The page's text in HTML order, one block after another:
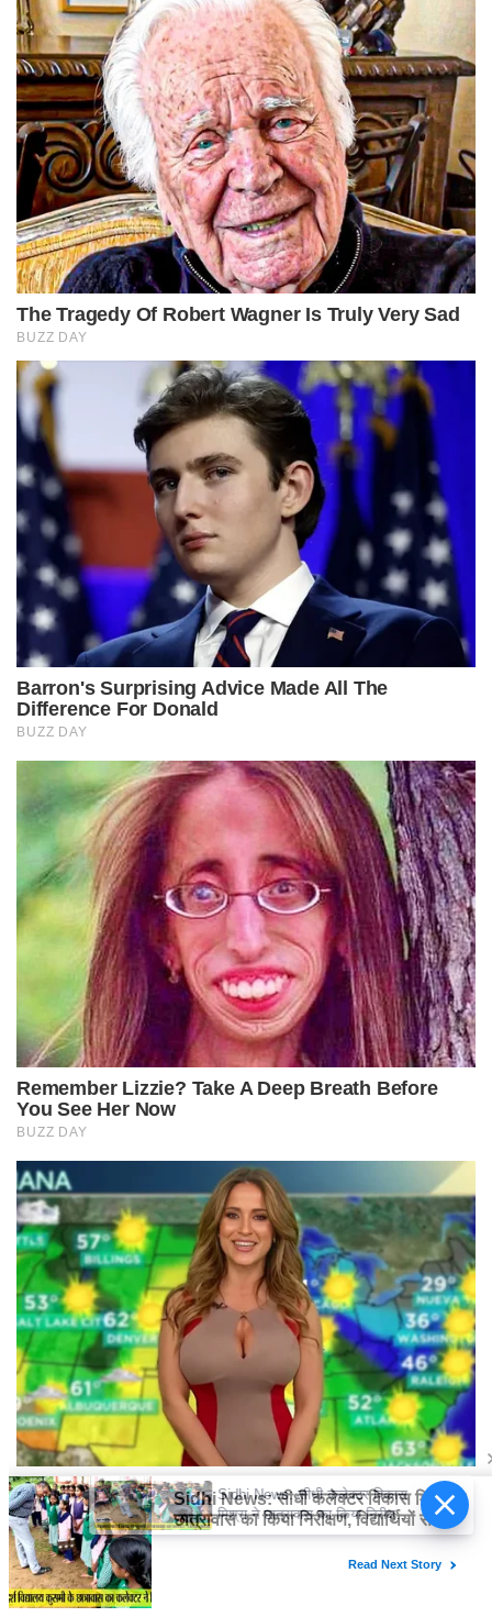
Sidhi News: सीधी कलेक्टर विकास
मिश्रा ने छात्रावास का किया निरीक्षण,
विद्यार्थियों संग किया रात्रि भोजन